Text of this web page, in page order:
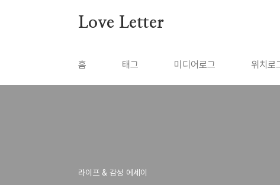
Love Letter
홈 태그 미디어로그 위치로
라이프 & 감성 에세이